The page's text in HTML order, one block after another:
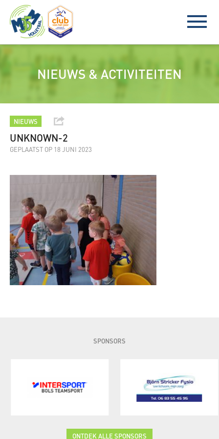
NIEUWS & ACTIVITEITEN
NIEUWS
UNKNOWN-2
GEPLAATST OP 18 JUNI 2023
SPONSORS
ONTDEK ALLE SPONSORS